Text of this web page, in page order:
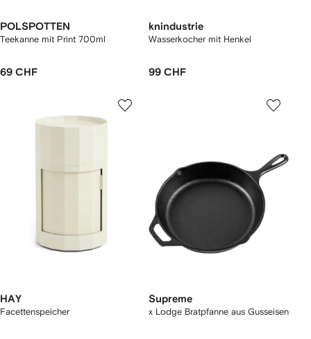
POLSPOTTEN
Teekanne mit Print 700ml
69 CHF
knindustrie
Wasserkocher mit Henkel
99 CHF
HAY
Facettenspeicher
Supreme
x Lodge Bratpfanne aus Gusseisen